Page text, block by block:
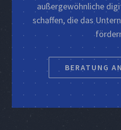
außergewöhnliche
schaffen, die das
BERATUNG